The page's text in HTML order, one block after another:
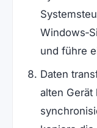
und führe
Daten
alten Gerät